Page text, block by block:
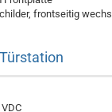
frontseitig